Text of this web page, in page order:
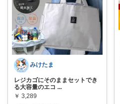
みけたま
レジカゴにそのままセットでき
る大容量のエコ ...
￥ 3,289